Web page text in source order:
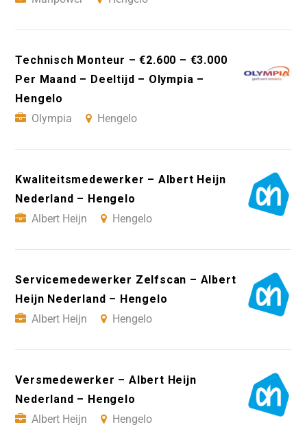
Technisch Monteur – €2.600 – €3.000
Per Maand – Deeltijd – Olympia –
Hengelo
Olympia
Hengelo
Kwaliteitsmedewerker – Albert Heijn
Nederland – Hengelo
Albert Heijn
Hengelo
Servicemedewerker Zelfscan – Albert
Heijn Nederland – Hengelo
Albert Heijn
Hengelo
Versmedewerker – Albert Heijn
Nederland – Hengelo
Albert Heijn
Hengelo